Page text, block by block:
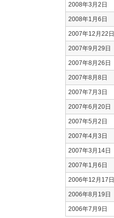
2008年3月2日
2008年1月6日
2007年12月22日
2007年9月29日
2007年8月26日
2007年8月8日
2007年7月3日
2007年6月20日
2007年5月2日
2007年4月3日
2007年3月14日
2007年1月6日
2006年12月17日
2006年8月19日
2006年7月9日